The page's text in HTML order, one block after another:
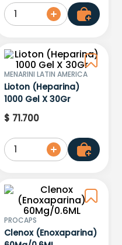
1
MENARINI LATIN AMERICA
Lioton (Heparina)
1000 Gel X 30Gr
$ 71.700
1
PROCAPS
Clenox (Enoxaparina)